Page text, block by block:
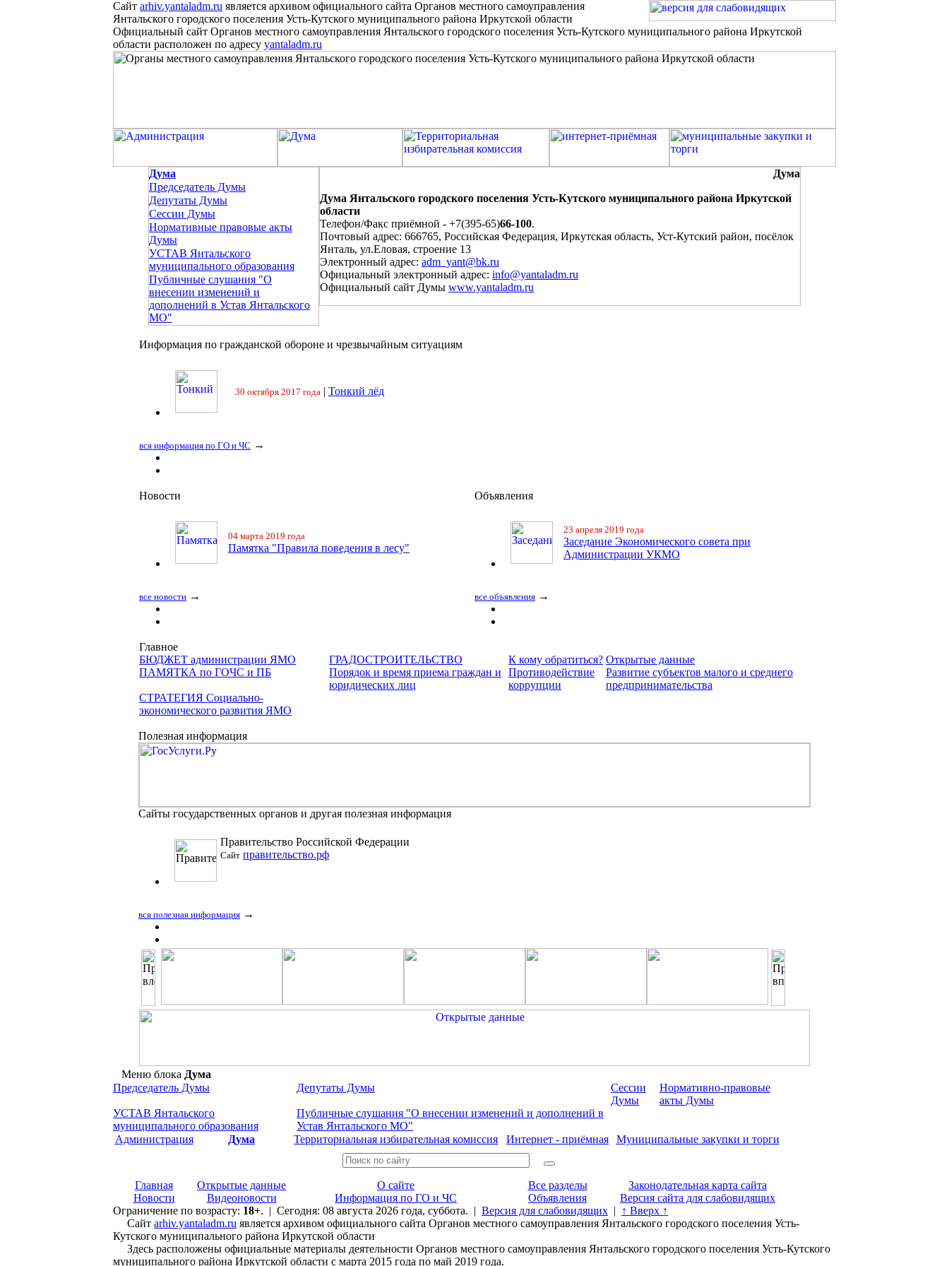
Сайт arhiv.yantaladm.ru является архивом официального сайта Органов местного самоуправления
Янтальского городского поселения Усть-Кутского муниципального района Иркутской области
Официальный сайт Органов местного самоуправления Янтальского городского поселения Усть-Кутского муниципального района Иркутской
области расположен по адресу yantaladm.ru
Дума
Председатель Думы
Депутаты Думы
Сессии Думы
Нормативные правовые акты
Думы
УСТАВ Янтальского
муниципального образования
Публичные слушания "О
внесении изменений и
дополнений в Устав Янтальского
МО"
Дума
Дума Янтальского городского поселения Усть-Кутского муниципального района Иркутской
области
Телефон/Факс приёмной - +7(395-65)66-100.
Почтовый адрес: 666765, Российская Федерация, Иркутская область, Уст-Кутский район, посёлок
Янталь, ул.Еловая, строение 13
Электронный адрес: adm_yant@bk.ru
Официальный электронный адрес: info@yantaladm.ru
Официальный сайт Думы www.yantaladm.ru
Информация по гражданской обороне и чрезвычайным ситуациям
30 октября 2017 года | Тонкий лёд
вся информация по ГО и ЧС →
Новости
04 марта 2019 года
Памятка "Правила поведения в лесу"
все новости →
Объявления
23 апреля 2019 года
Заседание Экономического совета при
Администрации УКМО
все объявления →
Главное
БЮДЖЕТ администрации ЯМО
ГРАДОСТРОИТЕЛЬСТВО К кому обратиться? Открытые данные
ПАМЯТКА по ГОЧС и ПБ
Порядок и время приема граждан и
юридических лиц
Противодействие
коррупции
Развитие субъектов малого и среднего
предпринимательства
СТРАТЕГИЯ Социально-
экономического развития ЯМО
Полезная информация
Сайты государственных органов и другая полезная информация
Правительство Российской Федерации
Сайт правительство.рф
вся полезная информация →
Меню блока Дума
Председатель Думы
Депутаты Думы
Сессии
Думы
Нормативно-правовые
акты Думы
УСТАВ Янтальского
муниципального образования
Публичные слушания "О внесении изменений и дополнений в
Устав Янтальского МО"
Администрация
Дума Территориальная избирательная комиссия Интернет - приёмная Муниципальные закупки и торги
Главная Открытые данные О сайте Все разделы
Законодательная карта сайта
Новости
Видеоновости Информация по ГО и ЧС Объявления
Версия сайта для слабовидящих
Ограничение по возрасту: 18+. | Сегодня: 08 августа 2026 года, суббота. | Версия для слабовидящих |
↑ Вверх ↑
Сайт arhiv.yantaladm.ru является архивом официального сайта Органов местного самоуправления Янтальского городского поселения Усть-
Кутского муниципального района Иркутской области
Здесь расположены официальные материалы деятельности Органов местного самоуправления Янтальского городского поселения Усть-Кутского
муниципального района Иркутской области с марта 2015 года по май 2019 года.